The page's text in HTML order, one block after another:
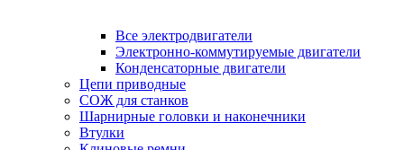
Все электродвигатели
Электронно-коммутируемые двигатели
Конденсаторные двигатели
Цепи приводные
СОЖ для станков
Шарнирные головки и наконечники
Втулки